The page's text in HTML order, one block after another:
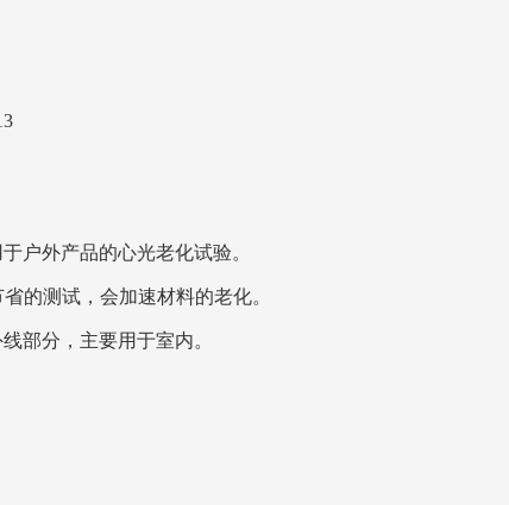
户外产品的心光老化试验。
的测试，会加速材料的老化。
部分，主要用于室内。